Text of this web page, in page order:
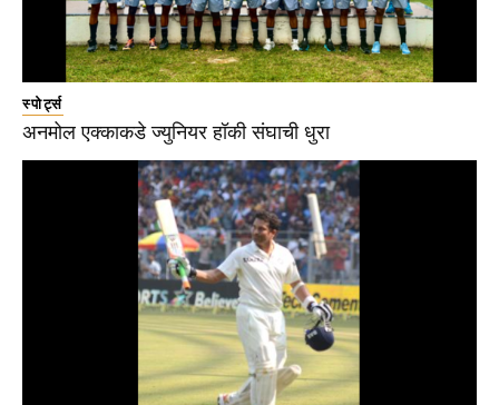
स्पोर्ट्स
अनमोल एक्काकडे ज्युनियर हॉकी संघाची धुरा